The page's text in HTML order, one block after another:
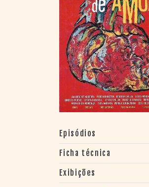
Episódios
Ficha técnica
Exibições